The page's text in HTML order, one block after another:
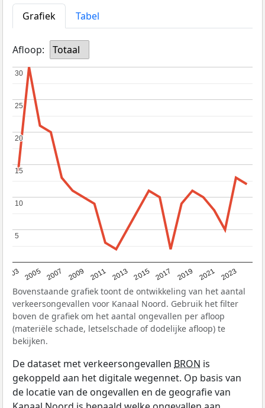
Grafiek
Tabel
Afloop: Totaal
2003 2005 2007 2009 2011 2013 2015 2017 2019 2021 2023
5
5
10
10
15
15
20
20
25
25
30
30
Bovenstaande grafiek toont de ontwikkeling van het aantal
verkeersongevallen voor Kanaal Noord. Gebruik het filter
boven de grafiek om het aantal ongevallen per afloop
(materiële schade, letselschade of dodelijke afloop) te
bekijken.
De dataset met verkeersongevallen BRON is
gekoppeld aan het digitale wegennet. Op basis van
de locatie van de ongevallen en de geografie van